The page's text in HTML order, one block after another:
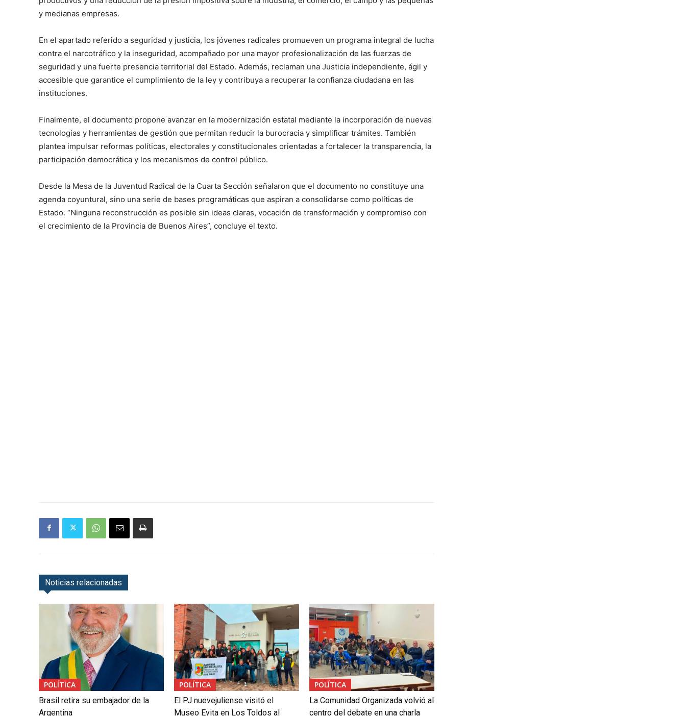
y medianas empresas.
En el apartado referido a seguridad y justicia, los jóvenes radicales promueven un programa integral de lucha
contra el narcotráfico y la inseguridad, acompañado por una mayor profesionalización de las fuerzas de
seguridad y una fuerte presencia territorial del Estado. Además, reclaman una Justicia independiente, ágil y
accesible que garantice el cumplimiento de la ley y contribuya a recuperar la confianza ciudadana en las
instituciones.
Finalmente, el documento propone avanzar en la modernización estatal mediante la incorporación de nuevas
tecnologías y herramientas de gestión que permitan reducir la burocracia y simplificar trámites. También
plantea impulsar reformas políticas, electorales y constitucionales orientadas a fortalecer la transparencia, la
participación democrática y los mecanismos de control público.
Desde la Mesa de la Juventud Radical de la Cuarta Sección señalaron que el documento no constituye una
agenda coyuntural, sino una serie de bases programáticas que aspiran a consolidarse como políticas de
Estado. “Ninguna reconstrucción es posible sin ideas claras, vocación de transformación y compromiso con
el crecimiento de la Provincia de Buenos Aires”, concluye el texto.
Noticias relacionadas
POLÍTICA
Brasil retira su embajador de la
Argentina
POLÍTICA
El PJ nuevejuliense visitó el
Museo Evita en Los Toldos al
POLÍTICA
La Comunidad Organizada volvió al
centro del debate en una charla